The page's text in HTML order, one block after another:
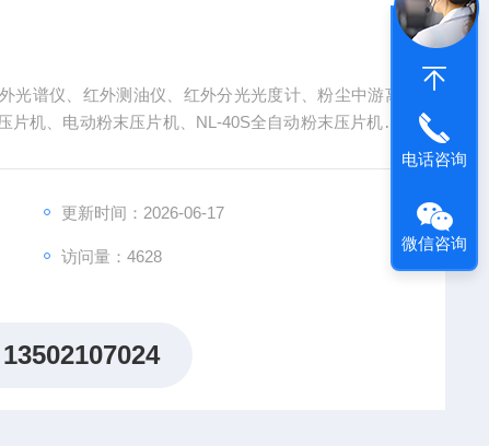
光谱仪、红外测油仪、红外分光光度计、粉尘中游离
机、电动粉末压片机、NL-40S全自动粉末压片机40
更新时间：2026-06-17
访问量：4628
13502107024
电话咨询
微信咨询